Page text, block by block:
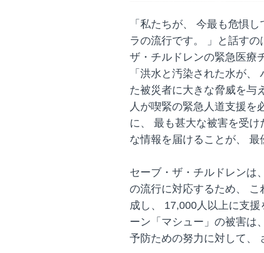
「私たちが、 今最も危惧
ラの流行です。 」と話す
ザ・チルドレンの緊急医療
「洪水と汚染された水が
た被災者に大きな脅威を与
人が喫緊の緊急人道支援を
に、 最も甚大な被害を受
な情報を届けることが、
セーブ・ザ・チルドレンは
の流行に対応するため、
成し、 17,000人以上に支
ーン「マシュー」の被害は
予防ための努力に対して、